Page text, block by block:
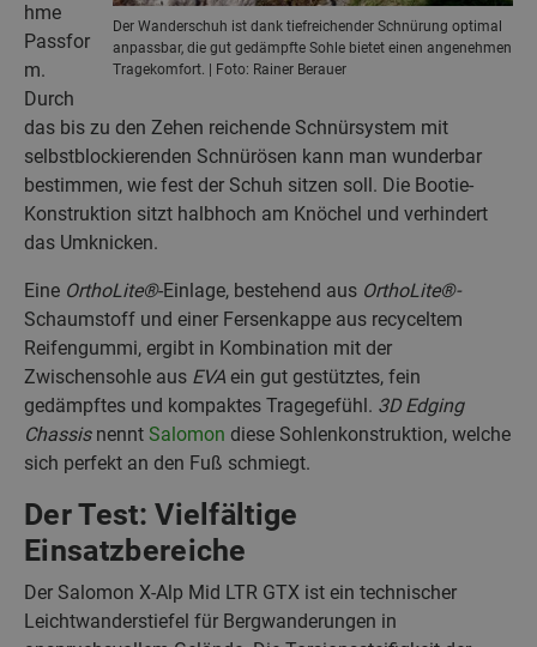
Der Wanderschuh ist dank tiefreichender Schnürung optimal
anpassbar, die gut gedämpfte Sohle bietet einen angenehmen
Tragekomfort. | Foto: Rainer Berauer
hme
Passfor
m.
Durch
das bis zu den Zehen reichende Schnürsystem mit
selbstblockierenden Schnürösen kann man wunderbar
bestimmen, wie fest der Schuh sitzen soll. Die Bootie-
Konstruktion sitzt halbhoch am Knöchel und verhindert
das Umknicken.
Eine OrthoLite®-Einlage, bestehend aus OrthoLite®-
Schaumstoff und einer Fersenkappe aus recyceltem
Reifengummi, ergibt in Kombination mit der
Zwischensohle aus EVA ein gut gestütztes, fein
gedämpftes und kompaktes Tragegefühl. 3D Edging
Chassisnennt Salomon diese Sohlenkonstruktion, welche
sich perfekt an den Fuß schmiegt.
Der Test: Vielfältige
Einsatzbereiche
Der Salomon X-Alp Mid LTR GTX ist ein technischer
Leichtwanderstiefel für Bergwanderungen in